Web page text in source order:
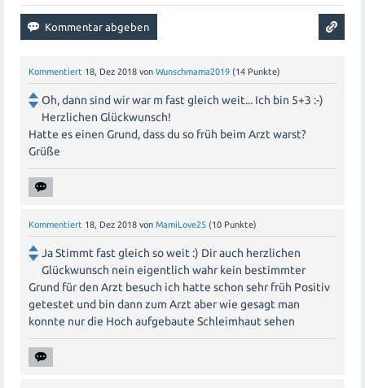
Kommentiert 18, Dez 2018 von Wunschmama2019 (14 Punkte)
Oh, dann sind wir war m fast gleich weit... Ich bin 5+3 :-)
Herzlichen Glückwunsch!
Hatte es einen Grund, dass du so früh beim Arzt warst?
Grüße
Kommentiert 18, Dez 2018 von MamiLove25 (10 Punkte)
Ja Stimmt fast gleich so weit :) Dir auch herzlichen
Glückwunsch nein eigentlich wahr kein bestimmter
Grund für den Arzt besuch ich hatte schon sehr früh Positiv
getestet und bin dann zum Arzt aber wie gesagt man
konnte nur die Hoch aufgebaute Schleimhaut sehen